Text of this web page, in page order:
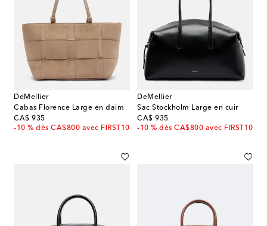
DeMellier
Cabas Florence Large en daim
CA$ 935
original price
-10 % dès CA$800 avec FIRST10
DeMellier
Sac Stockholm Large en cuir
CA$ 935
original price
-10 % dès CA$800 avec FIRST10